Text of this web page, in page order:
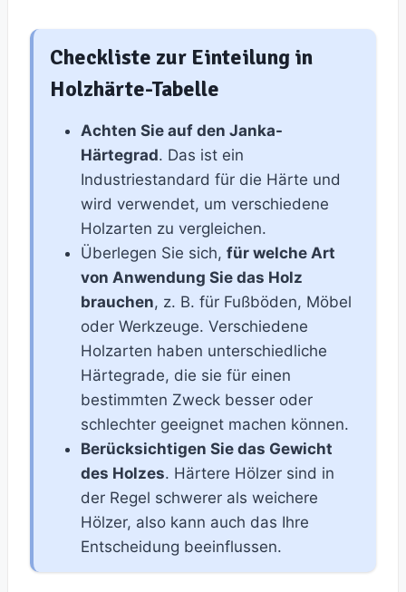
Checkliste zur Einteilung in
Holzhärte-Tabelle
Achten Sie auf den Janka-
Härtegrad. Das ist ein
Industriestandard für die Härte und
wird verwendet, um verschiedene
Holzarten zu vergleichen.
Überlegen Sie sich, für welche Art
von Anwendung Sie das Holz
brauchen, z. B. für Fußböden, Möbel
oder Werkzeuge. Verschiedene
Holzarten haben unterschiedliche
Härtegrade, die sie für einen
bestimmten Zweck besser oder
schlechter geeignet machen können.
Berücksichtigen Sie das Gewicht
des Holzes. Härtere Hölzer sind in
der Regel schwerer als weichere
Hölzer, also kann auch das Ihre
Entscheidung beeinflussen.